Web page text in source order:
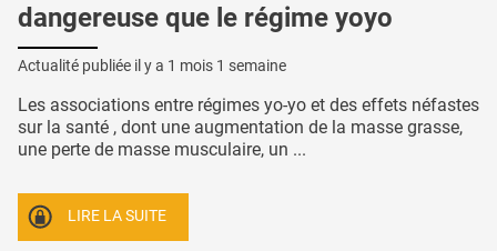
dangereuse que le régime yoyo
Actualité publiée il y a 1 mois 1 semaine
Les associations entre régimes yo-yo et des effets néfastes
sur la santé , dont une augmentation de la masse grasse,
une perte de masse musculaire, un ...
LIRE LA SUITE